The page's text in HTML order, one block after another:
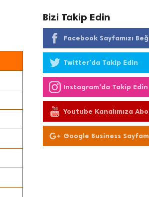
Bizi Takip Edin
Facebook Sayfamızı
Twitter'da Takip Edin
Instagram'da Takip Edin
Youtube Kanalımıza
Olun
Google Business